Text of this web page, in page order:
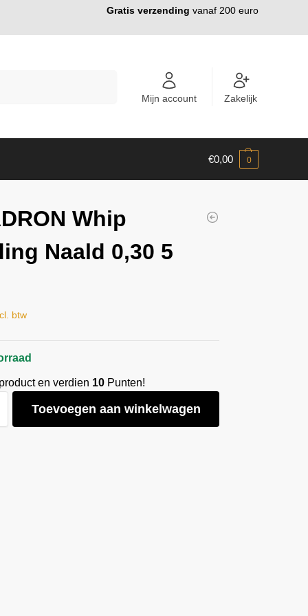
Gratis verzending vanaf 200 euro
Mijn account Zakelijk
€0,00 0
Whip
Naald 0,30 5
btw
en verdien 10 Punten!
Toevoegen aan winkelwagen